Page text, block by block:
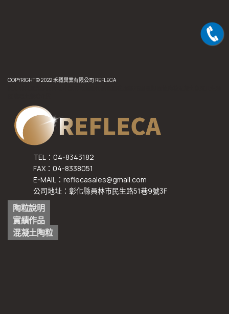
COPYRIGHT© 2022 禾穩興業有限公司 REFLECA
TEL：04-8343182
FAX：04-8338051
E-MAIL：reflecasales@gmail.com
公司地址：彰化縣員林市民生路51巷9號3F
陶粒說明
實績作品
混凝土陶粒